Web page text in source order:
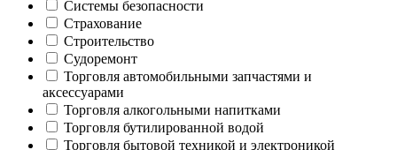
Системы безопасности
Страхование
Строительство
Судоремонт
Торговля автомобильными запчастями и
аксессуарами
Торговля алкогольными напитками
Торговля бутилированной водой
Торговля бытовой техникой и электроникой